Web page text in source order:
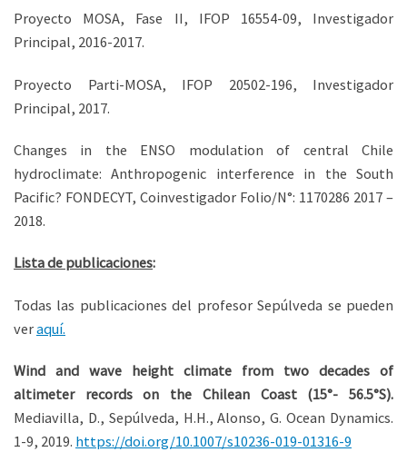
Proyecto MOSA, Fase II, IFOP 16554-09, Investigador
Principal, 2016-2017.
Proyecto Parti-MOSA, IFOP 20502-196, Investigador
Principal, 2017.
Changes in the ENSO modulation of central Chile
hydroclimate: Anthropogenic interference in the South
Pacific? FONDECYT, Coinvestigador Folio/N°: 1170286 2017 –
2018.
Lista de publicaciones:
Todas las publicaciones del profesor Sepúlveda se pueden
veraquí.
Wind and wave height climate from two decades of
altimeter records on the Chilean Coast (15°- 56.5°S).
Mediavilla, D., Sepúlveda, H.H., Alonso, G. Ocean Dynamics.
1-9, 2019. https://doi.org/10.1007/s10236-019-01316-9